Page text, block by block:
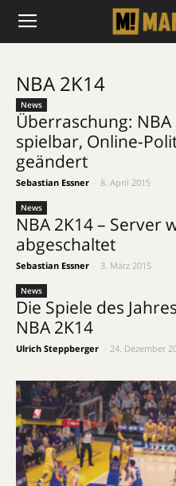
NBA 2K14
News
Überraschung:
spielbar, Online-
geändert
Sebastian Essner 8. April 2015
News
NBA 2K14 – Server
abgeschaltet
Sebastian Essner 3. März 2015
News
Die Spiele des
NBA 2K14
Ulrich Steppberger 24. Dezember